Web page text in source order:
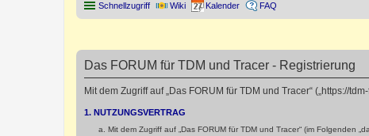
Schnellzugriff Wiki Kalender FAQ
Das FORUM für TDM und Tracer - Registrierung
Mit dem Zugriff auf „Das FORUM für TDM und Tracer“ („https://
1. NUTZUNGSVERTRAG
Mit dem Zugriff auf „Das FORUM für TDM und Tracer“ (im Folgenden